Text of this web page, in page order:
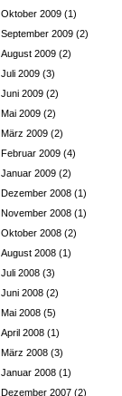
Oktober 2009(1)
September 2009(2)
August 2009(2)
Juli 2009(3)
Juni 2009(2)
Mai 2009(2)
März 2009(2)
Februar 2009(4)
Januar 2009(2)
Dezember 2008(1)
November 2008(1)
Oktober 2008(2)
August 2008(1)
Juli 2008(3)
Juni 2008(2)
Mai 2008(5)
April 2008(1)
März 2008(3)
Januar 2008(1)
Dezember 2007(2)